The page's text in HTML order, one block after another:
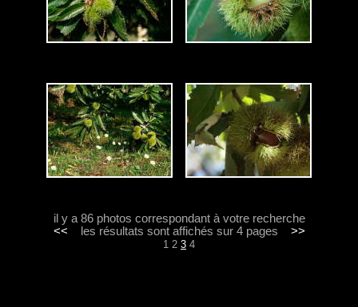
il y a 86 photos correspondant à votre recherche
<< les résultats sont affichés sur 4 pages >>
1 2 3 4